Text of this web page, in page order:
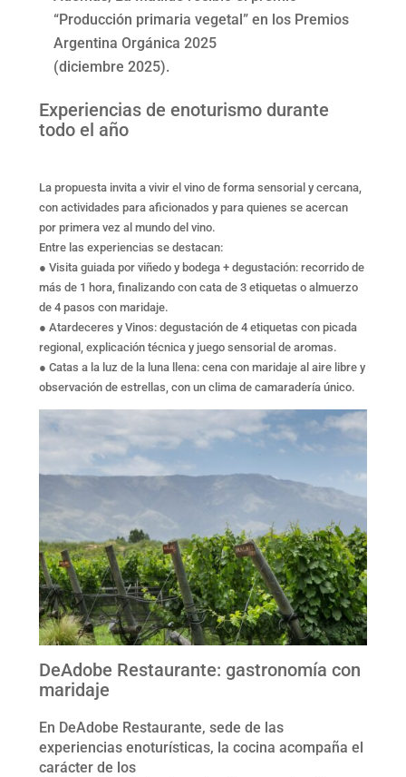
“Producción primaria vegetal” en los Premios
Argentina Orgánica 2025
(diciembre 2025).
Experiencias de enoturismo durante
todo el año
La propuesta invita a vivir el vino de forma sensorial y cercana,
con actividades para aficionados y para quienes se acercan
por primera vez al mundo del vino.
Entre las experiencias se destacan:
● Visita guiada por viñedo y bodega + degustación: recorrido de
más de 1 hora, finalizando con cata de 3 etiquetas o almuerzo
de 4 pasos con maridaje.
● Atardeceres y Vinos: degustación de 4 etiquetas con picada
regional, explicación técnica y juego sensorial de aromas.
● Catas a la luz de la luna llena: cena con maridaje al aire libre y
observación de estrellas, con un clima de camaradería único.
DeAdobe Restaurante: gastronomía con
maridaje
En DeAdobe Restaurante, sede de las
experiencias enoturísticas, la cocina acompaña el
carácter de los